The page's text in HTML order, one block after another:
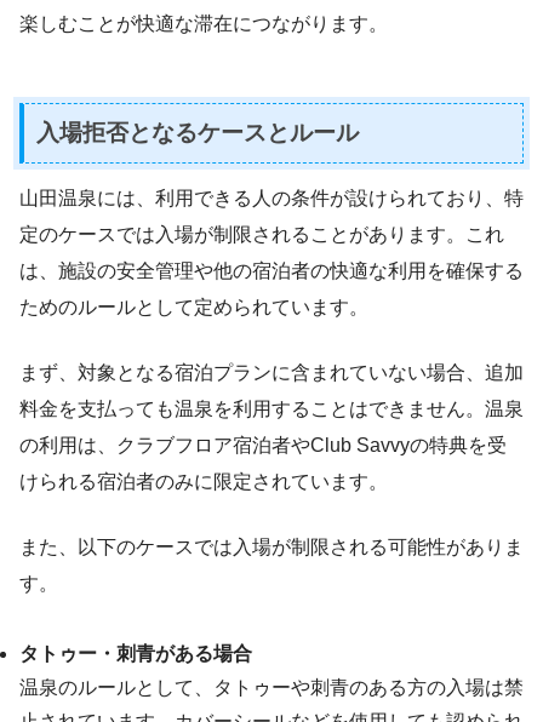
楽しむことが快適な滞在につながります。
入場拒否となるケースとルール
山田温泉には、利用できる人の条件が設けられており、特
定のケースでは入場が制限されることがあります。これ
は、施設の安全管理や他の宿泊者の快適な利用を確保する
ためのルールとして定められています。
まず、対象となる宿泊プランに含まれていない場合、追加
料金を支払っても温泉を利用することはできません。温泉
の利用は、クラブフロア宿泊者やClub Savvyの特典を受
けられる宿泊者のみに限定されています。
また、以下のケースでは入場が制限される可能性がありま
す。
タトゥー・刺青がある場合
温泉のルールとして、タトゥーや刺青のある方の入場は禁